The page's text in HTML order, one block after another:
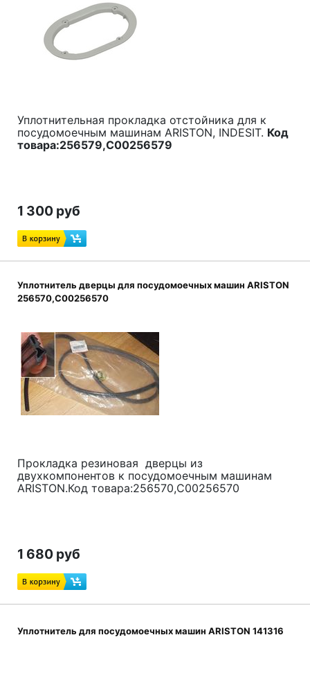
автоматического розжига конфорки. Монтаж
электроподжига не займет много времени, а для
правильного подключения можно использовать
схемы из общего доступа или зарисовать
существующее положение проводов.
Уплотнительная прокладка отстойника для к
посудомоечным машинам ARISTON, INDESIT. Код
товара:256579,C00256579
1 300 руб
Уплотнитель дверцы для посудомоечных машин ARISTON
256570,C00256570
Прокладка резиновая дверцы из
двухкомпонентов к посудомоечным машинам
ARISTON.Код товара:256570,C00256570
1 680 руб
Уплотнитель для посудомоечных машин ARISTON 141316